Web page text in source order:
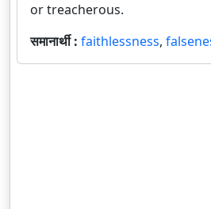
or treacherous.
समानार्थी : faithlessness,